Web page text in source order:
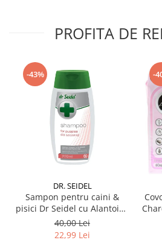
PROFITA DE
-43%
DR. SEIDEL
Sampon pentru caini &
pisici Dr Seidel cu Alantoina
220 ml
40,00 Lei
22,99 Lei
-